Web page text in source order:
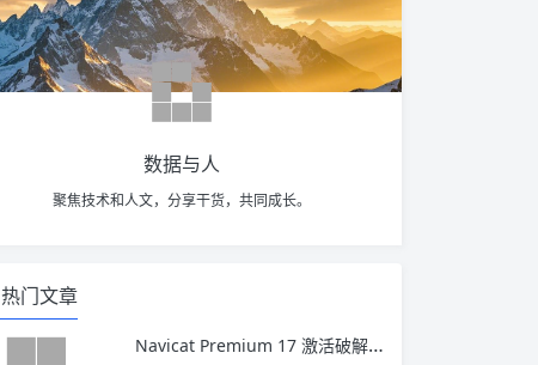
数据与人
聚焦技术和人文，分享干货，共同成长。
热门文章
Navicat Premium 17 激活破解版下载及安装教程